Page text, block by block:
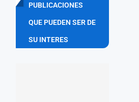
PUBLICACIONES
QUE PUEDEN SER DE
SU INTERES